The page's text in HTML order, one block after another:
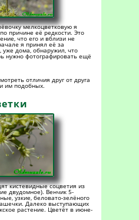
мелкоцветковую я
причине её редкости. Это
что его и вблизи не
я принял её за
уже дома, обнаружил, что
нужно фотографировать ещё
отличия друг от друга
им подобных.
кистевидные соцветия из
двудомное). Венчик 5-
узкие, беловато-зелёного
Далеко выступающих
растение. Цветёт в июне-